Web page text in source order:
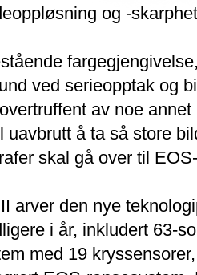
og -
ved serieopptak og
av noe
uavbrutt å ta så store
skal gå over til
arver den nye
i år, inkludert 63-
med 19